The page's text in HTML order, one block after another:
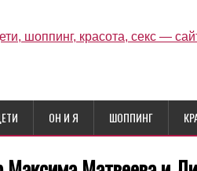
ОН И Я ШОППИНГ